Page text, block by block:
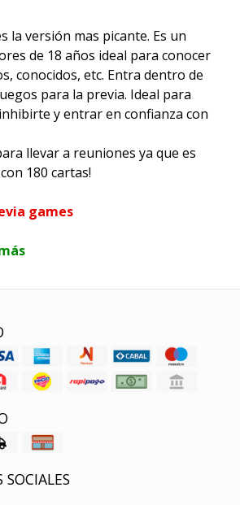
la versión mas picante. Es un
de 18 años ideal para conocer
conocidos, etc. Entra dentro de
para la previa. Ideal para
y entrar en confianza con
llevar a reuniones ya que es
180 cartas!
games
SOCIALES